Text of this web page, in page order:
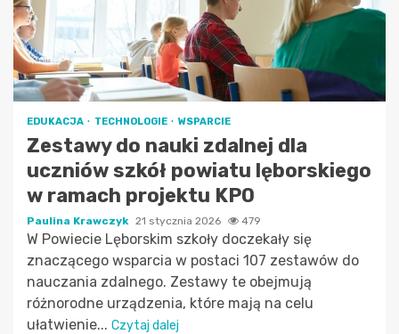
EDUKACJA TECHNOLOGIE WSPARCIE
Zestawy do nauki zdalnej dla
uczniów szkół powiatu lęborskiego
w ramach projektu KPO
Paulina Krawczyk 21 stycznia 2026 479
W Powiecie Lęborskim szkoły doczekały się
znaczącego wsparcia w postaci 107 zestawów do
nauczania zdalnego. Zestawy te obejmują
różnorodne urządzenia, które mają na celu
ułatwienie... Czytaj dalej